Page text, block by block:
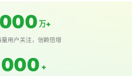
万+
量用户关注，信赖倍增
+